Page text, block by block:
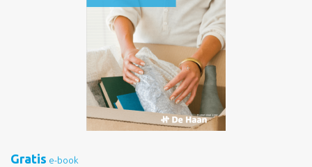
Gratis e-book